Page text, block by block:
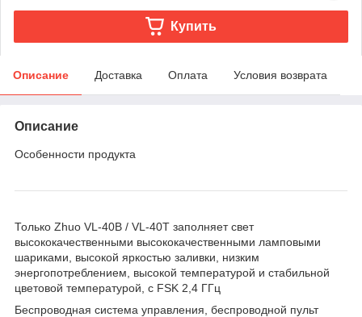
Купить
Описание Доставка Оплата Условия возврата
Описание
Особенности продукта
Только Zhuo VL-40B / VL-40T заполняет свет
высококачественными высококачественными ламповыми
шариками, высокой яркостью заливки, низким
энергопотреблением, высокой температурой и стабильной
цветовой температурой, с FSK 2,4 ГГц
Беспроводная система управления, беспроводной пульт